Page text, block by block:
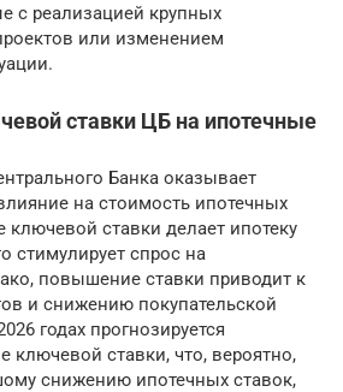
с реализацией крупных
или изменением
ставки ЦБ на ипотечные
Банка оказывает
на стоимость ипотечных
ставки делает ипотеку
стимулирует спрос на
повышение ставки приводит к
и снижению покупательской
годах прогнозируется
ключевой ставки, что, вероятно,
снижению ипотечных ставок,